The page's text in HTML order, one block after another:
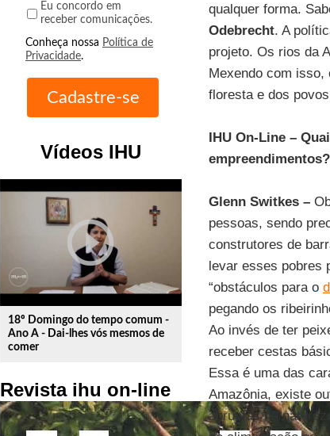
Eu concordo em
receber comunicações.
Conheça nossa Política de
Privacidade.
Vídeos IHU
play_circle_outline
18º Domingo do tempo comum -
Ano A - Dai-lhes vós mesmos de
comer
Revista ihu on-line
qualquer forma.
Odebrecht. A
projeto. Os rios da
Mexendo com isso,
floresta e dos
IHU On-Line –
empreendimentos?
Glenn Switkes –
pessoas, sendo
construtores de
levar esses pobres
“obstáculos para o
pegando os
Ao invés de ter
receber cestas
Essa é uma das
Amazônia, existe
abruptas na